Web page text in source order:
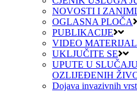
NOVOSTI I
OGLASNA PLOČA
PUBLIKACIJE
VIDEO
UKLJUČITE SE
UPUTE U
OZLIJEĐENIH
Dojava invazivnih